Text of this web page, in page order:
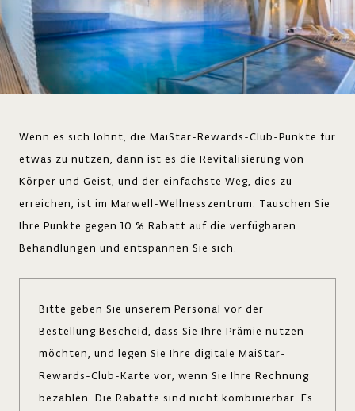
Wenn es sich lohnt, die MaiStar-Rewards-Club-Punkte für
etwas zu nutzen, dann ist es die Revitalisierung von
Körper und Geist, und der einfachste Weg, dies zu
erreichen, ist im Marwell-Wellnesszentrum. Tauschen Sie
Ihre Punkte gegen 10 % Rabatt auf die verfügbaren
Behandlungen und entspannen Sie sich.
Bitte geben Sie unserem Personal vor der
Bestellung Bescheid, dass Sie Ihre Prämie nutzen
möchten, und legen Sie Ihre digitale MaiStar-
Rewards-Club-Karte vor, wenn Sie Ihre Rechnung
bezahlen. Die Rabatte sind nicht kombinierbar. Es